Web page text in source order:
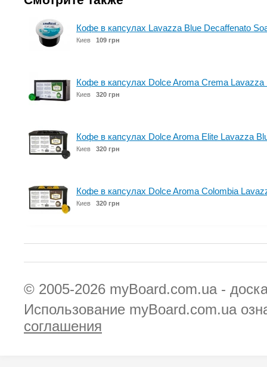
Кофе в капсулах Lavazza Blue Decaffenato
Киев 109 грн
Кофе в капсулах Dolce Aroma Crema Lavazza
Киев 320 грн
Кофе в капсулах Dolce Aroma Elite Lavazza
Киев 320 грн
Кофе в капсулах Dolce Aroma Colombia
Киев 320 грн
© 2005-2026 myBoard.com.ua -
Использование myBoard.com.ua
соглашения